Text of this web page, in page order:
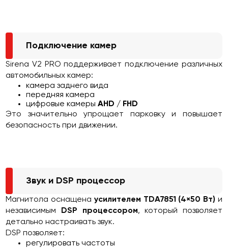
Подключение камер
Sirena V2 PRO поддерживает подключение различных
автомобильных камер:
камера заднего вида
передняя камера
цифровые камерыAHD / FHD
Это значительно упрощает парковку и повышает
безопасность при движении.
Звук и DSP процессор
Магнитола оснащена усилителем TDA7851 (4×50 Вт) и
независимым
DSP процессором, который позволяет
детально настраивать звук.
DSP позволяет:
регулировать частоты